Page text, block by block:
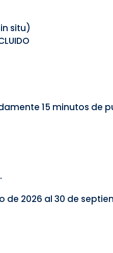
situ)
15 minutos de
de 2026 al 30 de